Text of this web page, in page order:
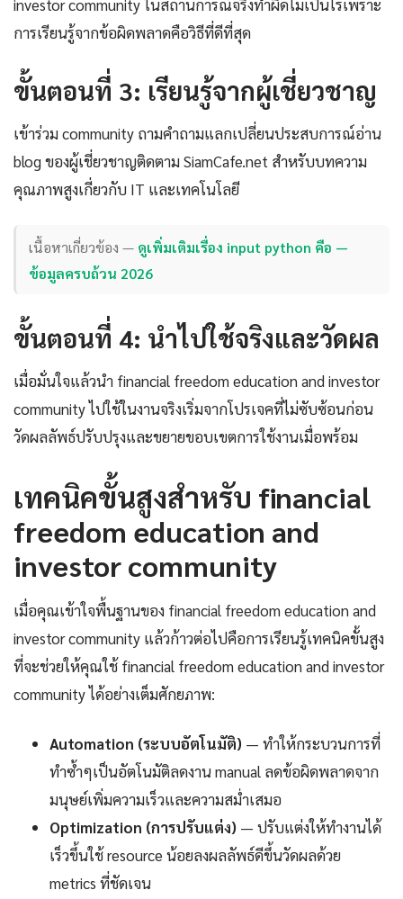
investor community ในสถานการณ์จริงทำผิดไม่เป็นไรเพราะ
การเรียนรู้จากข้อผิดพลาดคือวิธีที่ดีที่สุด
ขั้นตอนที่ 3: เรียนรู้จากผู้เชี่ยวชาญ
เข้าร่วม community ถามคำถามแลกเปลี่ยนประสบการณ์อ่าน
blog ของผู้เชี่ยวชาญติดตาม SiamCafe.net สำหรับบทความ
คุณภาพสูงเกี่ยวกับ IT และเทคโนโลยี
เนื้อหาเกี่ยวข้อง — ดูเพิ่มเติมเรื่อง input python คือ —
ข้อมูลครบถ้วน 2026
ขั้นตอนที่ 4: นำไปใช้จริงและวัดผล
เมื่อมั่นใจแล้วนำ financial freedom education and investor
community ไปใช้ในงานจริงเริ่มจากโปรเจคที่ไม่ซับซ้อนก่อน
วัดผลลัพธ์ปรับปรุงและขยายขอบเขตการใช้งานเมื่อพร้อม
เทคนิคขั้นสูงสำหรับ financial
freedom education and
investor community
เมื่อคุณเข้าใจพื้นฐานของ financial freedom education and
investor community แล้วก้าวต่อไปคือการเรียนรู้เทคนิคขั้นสูง
ที่จะช่วยให้คุณใช้ financial freedom education and investor
community ได้อย่างเต็มศักยภาพ:
Automation (ระบบอัตโนมัติ) — ทำให้กระบวนการที่
ทำซ้ำๆเป็นอัตโนมัติลดงาน manual ลดข้อผิดพลาดจาก
มนุษย์เพิ่มความเร็วและความสม่ำเสมอ
Optimization (การปรับแต่ง) — ปรับแต่งให้ทำงานได้
เร็วขึ้นใช้ resource น้อยลงผลลัพธ์ดีขึ้นวัดผลด้วย
metrics ที่ชัดเจน